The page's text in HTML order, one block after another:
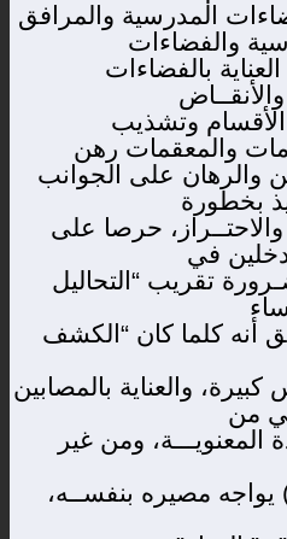
المدرسية والمرافق
والفضاءات
بالفضاءات
الأقسام وتشذيب
والمعقمات رهن
والرهان على الجوانب
بخطورة
والاحتــراز، حرصا على
في
تقريب “التحاليل
أنه كلما كان “الكشف
والعناية بالمصابين
من
ومن غير
يواجه مصيره بنفســه،